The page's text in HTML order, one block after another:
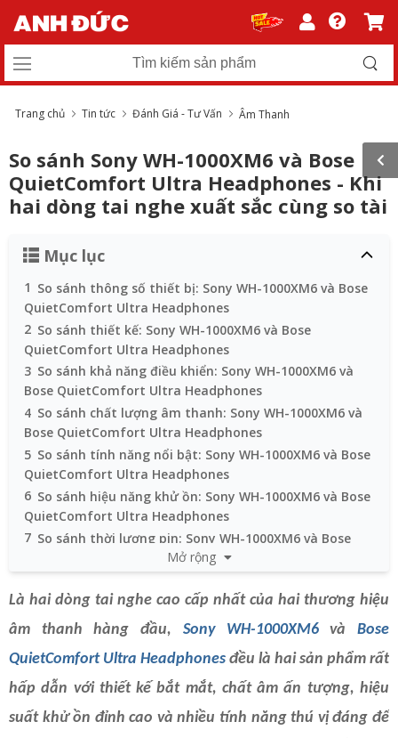
Trang chủ Tin tức Đánh Giá - Tư Vấn Âm Thanh
So sánh Sony WH-1000XM6 và Bose
QuietComfort Ultra Headphones - Khi
hai dòng tai nghe xuất sắc cùng so tài
Mục lục
1 So sánh thông số thiết bị: Sony WH-1000XM6 và Bose
QuietComfort Ultra Headphones
2 So sánh thiết kế: Sony WH-1000XM6 và Bose
QuietComfort Ultra Headphones
3 So sánh khả năng điều khiển: Sony WH-1000XM6 và
Bose QuietComfort Ultra Headphones
4 So sánh chất lượng âm thanh: Sony WH-1000XM6 và
Bose QuietComfort Ultra Headphones
5 So sánh tính năng nổi bật: Sony WH-1000XM6 và Bose
QuietComfort Ultra Headphones
6 So sánh hiệu năng khử ồn: Sony WH-1000XM6 và Bose
QuietComfort Ultra Headphones
7 So sánh thời lượng pin: Sony WH-1000XM6 và Bose
QuietComfort Ultra Headphones
Mở rộng
Là hai dòng tai nghe cao cấp nhất của hai thương hiệu
âm thanh hàng đầu, Sony WH-1000XM6vàBose
QuietComfort Ultra Headphones đều là hai sản phẩm rất
hấp dẫn với thiết kế bắt mắt, chất âm ấn tượng, hiệu
suất khử ồn đỉnh cao và nhiều tính năng thú vị đáng để